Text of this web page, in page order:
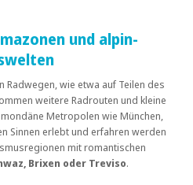
und alpin-
Radwegen, wie etwa auf Teilen des
weitere Radrouten und kleine
Metropolen wie München,
Sinnen erlebt und erfahren werden
mit romantischen
Brixen oder Treviso.